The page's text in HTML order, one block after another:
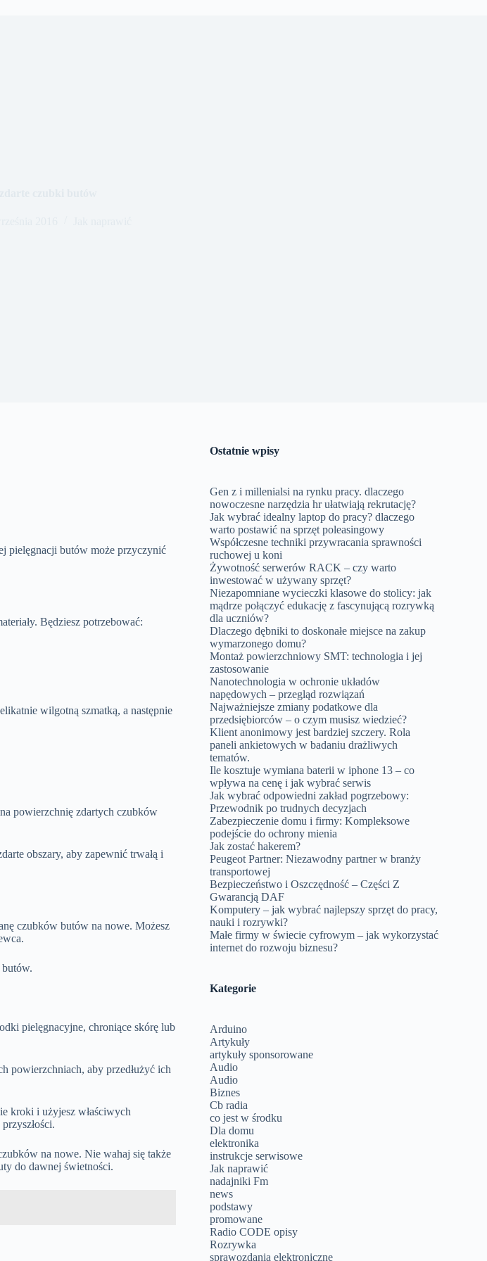
pielęgnacji butów może przyczynić
Będziesz potrzebować:
wilgotną szmatką, a następnie
powierzchnię zdartych czubków
obszary, aby zapewnić trwałą i
czubków butów na nowe. Możesz
pielęgnacyjne, chroniące skórę lub
powierzchniach, aby przedłużyć ich
kroki i użyjesz właściwych
na nowe. Nie wahaj się także
do dawnej świetności.
Ostatnie wpisy
Gen z i millenialsi na rynku pracy. dlaczego
nowoczesne narzędzia hr ułatwiają rekrutację?
Jak wybrać idealny laptop do pracy? dlaczego
warto postawić na sprzęt poleasingowy
Współczesne techniki przywracania sprawności
ruchowej u koni
Żywotność serwerów RACK – czy warto
inwestować w używany sprzęt?
Niezapomniane wycieczki klasowe do stolicy: jak
mądrze połączyć edukację z fascynującą rozrywką
dla uczniów?
Dlaczego dębniki to doskonałe miejsce na zakup
wymarzonego domu?
Montaż powierzchniowy SMT: technologia i jej
zastosowanie
Nanotechnologia w ochronie układów
napędowych – przegląd rozwiązań
Najważniejsze zmiany podatkowe dla
przedsiębiorców – o czym musisz wiedzieć?
Klient anonimowy jest bardziej szczery. Rola
paneli ankietowych w badaniu drażliwych
tematów.
Ile kosztuje wymiana baterii w iphone 13 – co
wpływa na cenę i jak wybrać serwis
Jak wybrać odpowiedni zakład pogrzebowy:
Przewodnik po trudnych decyzjach
Zabezpieczenie domu i firmy: Kompleksowe
podejście do ochrony mienia
Jak zostać hakerem?
Peugeot Partner: Niezawodny partner w branży
transportowej
Bezpieczeństwo i Oszczędność – Części Z
Gwarancją DAF
Komputery – jak wybrać najlepszy sprzęt do pracy,
nauki i rozrywki?
Małe firmy w świecie cyfrowym – jak wykorzystać
internet do rozwoju biznesu?
Kategorie
Arduino
Artykuły
artykuły sponsorowane
Audio
Audio
Biznes
Cb radia
co jest w środku
Dla domu
elektronika
instrukcje serwisowe
Jak naprawić
nadajniki Fm
news
podstawy
promowane
Radio CODE opisy
Rozrywka
sprawozdania elektroniczne